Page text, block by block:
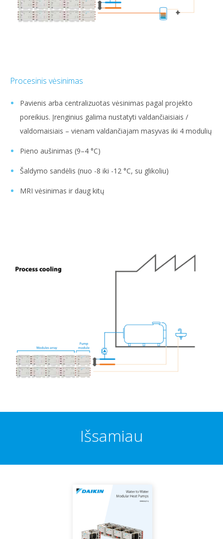
Procesinis vėsinimas
Pavienis arba centralizuotas vėsinimas pagal projekto
poreikius. Įrenginius galima nustatyti valdančiaisiais /
valdomaisiais – vienam valdančiajam masyvas iki 4 modulių
Pieno aušinimas (9–4 °C)
Šaldymo sandėlis (nuo -8 iki -12 °C, su glikoliu)
MRI vėsinimas ir daug kitų
Išsamiau